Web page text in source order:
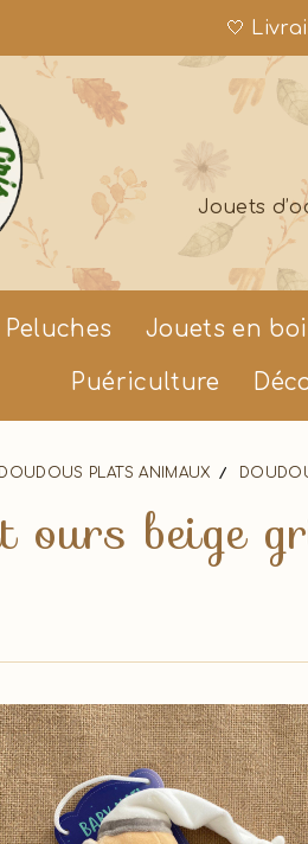
🤍
Jouets
Peluches Jouets en
Puériculture
DOUDOUS PLATS ANIMAUX
ours beige